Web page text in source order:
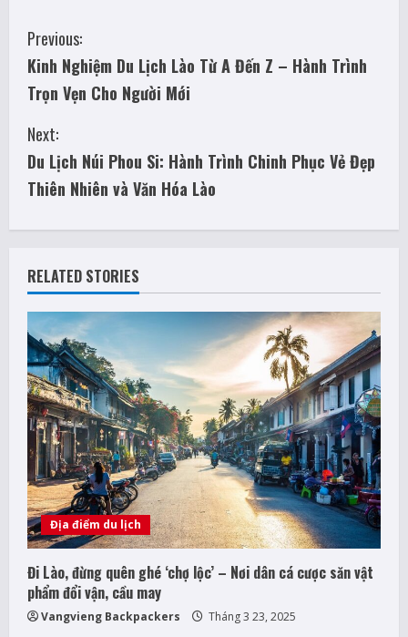
C
o
n
t
i
n
u
e
R
e
a
d
i
n
g
Previous:
Kinh Nghiệm Du Lịch Lào Từ A Đến Z – Hành Trình
Trọn Vẹn Cho Người Mới
Next:
Du Lịch Núi Phou Si: Hành Trình Chinh Phục Vẻ Đẹp
Thiên Nhiên và Văn Hóa Lào
RELATED STORIES
Địa điểm du lịch
Đi Lào, đừng quên ghé ‘chợ lộc’ – Nơi dân cá cược săn vật
phẩm đổi vận, cầu may
Vangvieng Backpackers Tháng 3 23, 2025